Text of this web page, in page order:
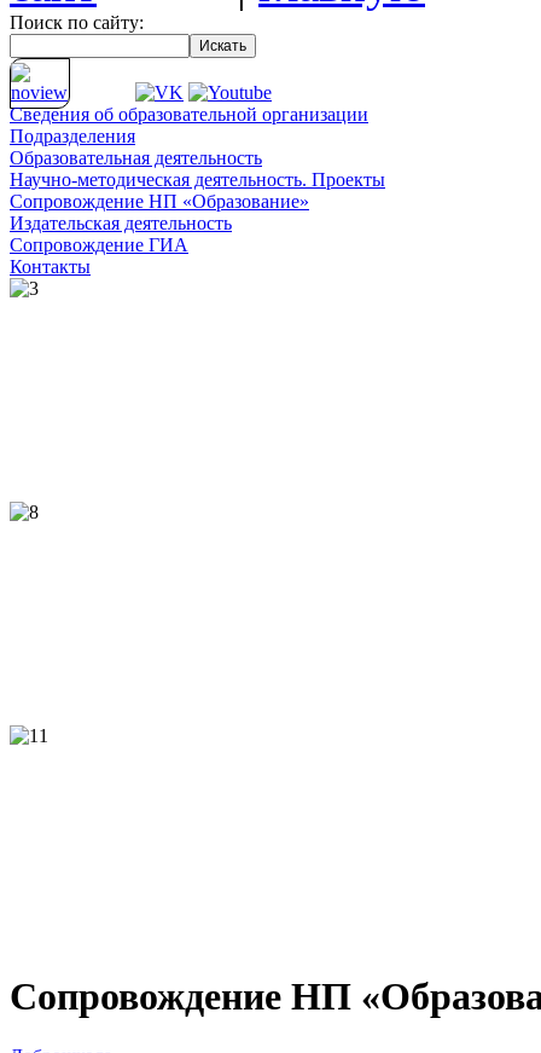
Поиск по сайту:
Сведения об образовательной организации
Подразделения
Образовательная деятельность
Научно-методическая деятельность. Проекты
Сопровождение НП «Образование»
Издательская деятельность
Сопровождение ГИА
Контакты
Сопровождение НП